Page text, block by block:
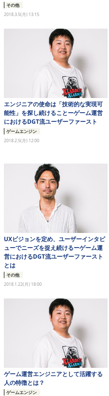
その他
2018.3.5(月) 13:15
エンジニアの使命は「技術的な実現可
能性」を探し続けることーゲーム運営
におけるDGT流ユーザーファースト
ゲームエンジン
2018.2.5(月) 12:00
UXビジョンを定め、ユーザーインタビ
ューでニーズを捉え続けるーゲーム運
営におけるDGT流ユーザーファースト
とは
その他
2018.1.22(月) 18:00
ゲーム運営エンジニアとして活躍する
人の特徴とは？
ゲームエンジン